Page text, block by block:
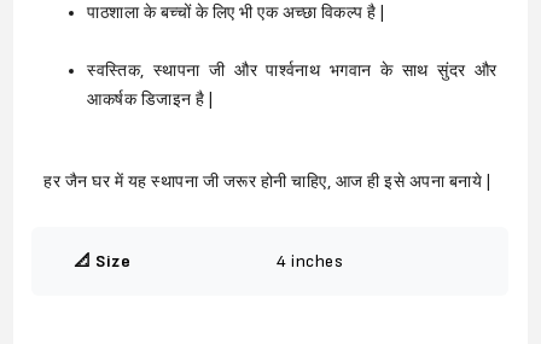
पाठशाला के बच्चों के लिए भी एक अच्छा विकल्प है |
स्वस्तिक, स्थापना जी और पार्श्वनाथ भगवान के साथ सुंदर और
आकर्षक डिजाइन है |
हर जैन घर में यह स्थापना जी जरूर होनी चाहिए, आज ही इसे अपना बनाये |
📐 Size 4 inches